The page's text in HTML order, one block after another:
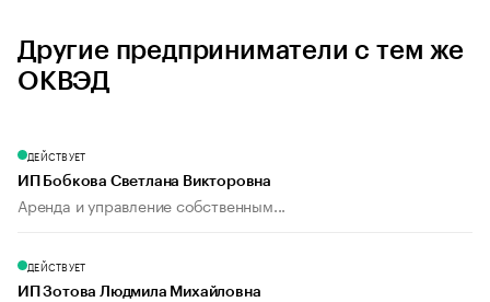
Другие предприниматели с тем же
ОКВЭД
ДЕЙСТВУЕТ
ИП Бобкова Светлана Викторовна
Аренда и управление собственным...
ДЕЙСТВУЕТ
ИП Зотова Людмила Михайловна